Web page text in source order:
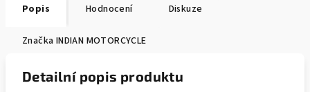
Popis Hodnocení Diskuze
Značka INDIAN MOTORCYCLE
Detailní popis produktu